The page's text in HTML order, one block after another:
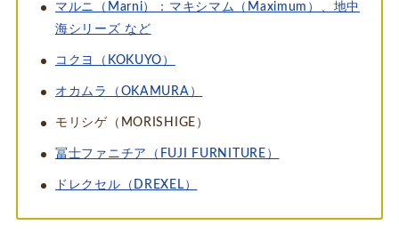
マルニ（Marni）：マキシマム（Maximum）、地中
海シリーズ など
コクヨ（KOKUYO）
オカムラ（OKAMURA）
モリシゲ（MORISHIGE）
冨士ファニチア（FUJI FURNITURE）
ドレクセル（DREXEL）